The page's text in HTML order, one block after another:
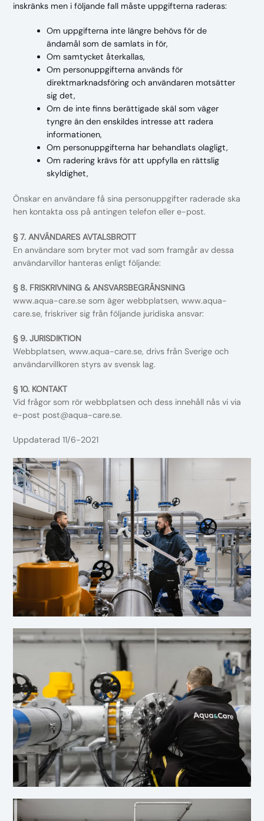
inskränks men i följande fall måste uppgifterna raderas:
Om uppgifterna inte längre behövs för de
ändamål som de samlats in för,
Om samtycket återkallas,
Om personuppgifterna används för
direktmarknadsföring och användaren motsätter
sig det,
Om de inte finns berättigade skäl som väger
tyngre än den enskildes intresse att radera
informationen,
Om personuppgifterna har behandlats olagligt,
Om radering krävs för att uppfylla en rättslig
skyldighet,
Önskar en användare få sina personuppgifter raderade ska
hen kontakta oss på antingen telefon eller e-post.
§ 7. ANVÄNDARES AVTALSBROTT
En användare som bryter mot vad som framgår av dessa
användarvillor hanteras enligt följande:
§ 8. FRISKRIVNING & ANSVARSBEGRÄNSNING
www.aqua-care.se som äger webbplatsen, www.aqua-
care.se, friskriver sig från följande juridiska ansvar:
§ 9. JURISDIKTION
Webbplatsen, www.aqua-care.se, drivs från Sverige och
användarvillkoren styrs av svensk lag.
§ 10. KONTAKT
Vid frågor som rör webbplatsen och dess innehåll nås vi via
e-post post@aqua-care.se.
Uppdaterad 11/6-2021